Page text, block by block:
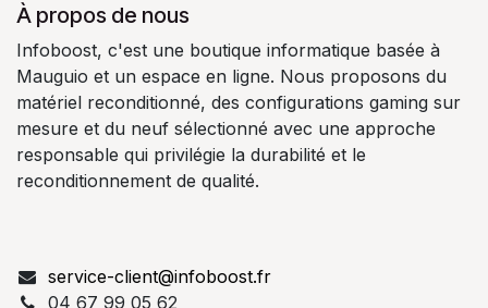
À propos de nous
Infoboost, c'est une boutique informatique basée à
Mauguio et un espace en ligne. Nous proposons du
matériel reconditionné, des configurations gaming sur
mesure et du neuf sélectionné avec une approche
responsable qui privilégie la durabilité et le
reconditionnement de qualité.
service-client@infoboost.fr
04 67 99 05 62